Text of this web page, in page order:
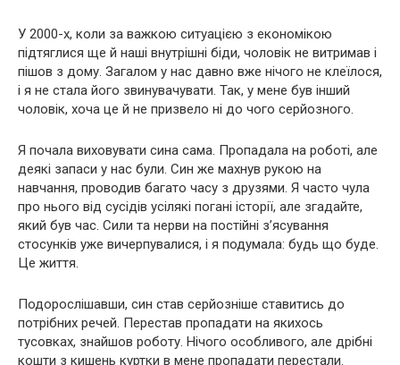
У 2000-х, коли за важкою ситуацією з економікою
підтяглися ще й наші внутрішні біди, чоловік не витримав і
пішов з дому. Загалом у нас давно вже нічого не клеїлося,
і я не стала його звинувачувати. Так, у мене був інший
чоловік, хоча це й не призвело ні до чого серйозного.
Я почала виховувати сина сама. Пропадала на роботі, але
деякі запаси у нас були. Син же махнув рукою на
навчання, проводив багато часу з друзями. Я часто чула
про нього від сусідів усілякі погані історії, але згадайте,
який був час. Сили та нерви на постійні з’ясування
стосунків уже вичерпувалися, і я подумала: будь що буде.
Це життя.
Подорослішавши, син став серйозніше ставитись до
потрібних речей. Перестав пропадати на якихось
тусовках, знайшов роботу. Нічого особливого, але дрібні
кошти з кишень куртки в мене пропадати перестали.